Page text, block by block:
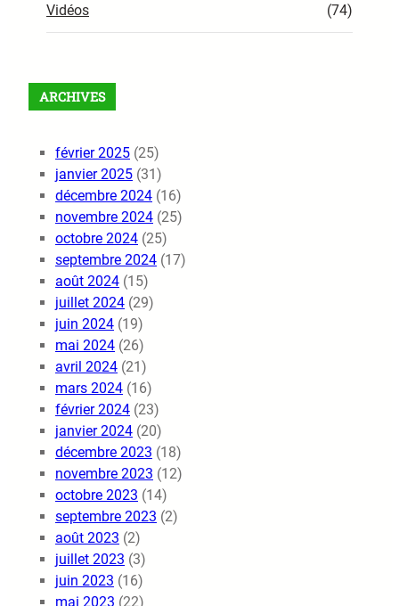
Vidéos (74)
ARCHIVES
février 2025 (25)
janvier 2025 (31)
décembre 2024 (16)
novembre 2024 (25)
octobre 2024 (25)
septembre 2024 (17)
août 2024 (15)
juillet 2024 (29)
juin 2024 (19)
mai 2024 (26)
avril 2024 (21)
mars 2024 (16)
février 2024 (23)
janvier 2024 (20)
décembre 2023 (18)
novembre 2023 (12)
octobre 2023 (14)
septembre 2023 (2)
août 2023 (2)
juillet 2023 (3)
juin 2023 (16)
mai 2023 (22)